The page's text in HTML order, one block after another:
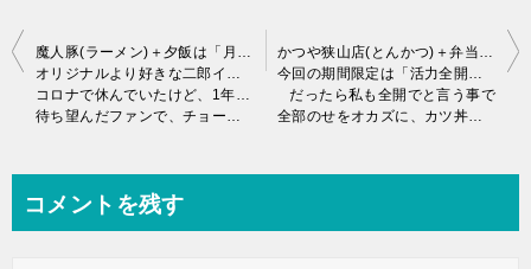
投
ゲ
ー
オリジナルより好きな二郎インスパイア！
コロナで休んでいたけど、1年ぶりに営業再開♪
待ち望んだファンで、チョー混んでいました。
今回の期間限定は「活力全開！」テーマ
だったら私も全開でと言う事で
全部のせをオカズに、カツ丼を食べて来ました～w
コメントを残す